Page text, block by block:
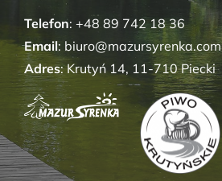
Telefon: +48 89 742 18 36
Email: biuro@mazursyrenka.com
Adres: Krutyń 14, 11-710 Piecki